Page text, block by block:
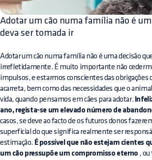
Adotar um cão numa família não é
deva ser tomada ir
Adotar um cão numa família não é uma decisão
irrefletidamente. É muito importante não
impulsos, e estarmos conscientes das obrigações
acarreta, bem como das necessidades que o
vida, quando pensamos em cães para adotar.
ano, regista-se um elevado número de
casos, se deve ao facto de os futuros donos
superficial do que significa realmente ser
estimação. É possível que não estejam cientes
um cão pressupõe um compromisso eterno ,